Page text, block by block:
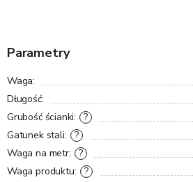
Parametry
Waga:
Długość:
?
Grubość ścianki:
?
Gatunek stali:
?
Waga na metr:
?
Waga produktu: